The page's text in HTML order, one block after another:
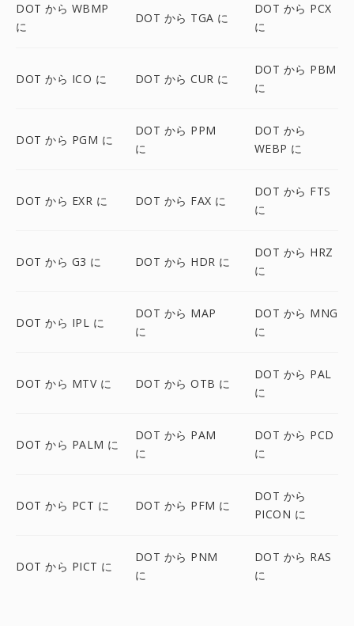
DOT から WBMP
に
DOT から TGA に
DOT から PCX
に
DOT から ICO に DOT から CUR に
DOT から PBM
に
DOT から PGM に
DOT から PPM
に
DOT から
WEBP に
DOT から EXR に DOT から FAX に
DOT から FTS
に
DOT から G3 に DOT から HDR に
DOT から HRZ
に
DOT から IPL に
DOT から MAP
に
DOT から MNG
に
DOT から MTV に DOT から OTB に
DOT から PAL
に
DOT から PALM に
DOT から PAM
に
DOT から PCD
に
DOT から PCT に DOT から PFM に
DOT から
PICON に
DOT から PICT に
DOT から PNM
に
DOT から RAS
に